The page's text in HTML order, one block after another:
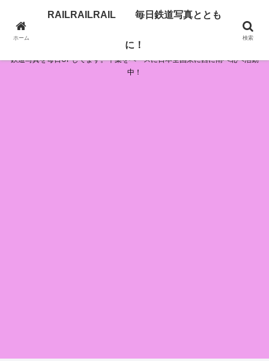
RAILRAILRAIL 毎日鉄道写真とともに！
鉄道写真を毎日UPしてます。千葉をベースに日本全国東に西に南へ北へ活動
中！
ホーム
RAILRAILRAIL 毎日鉄道写真ととも
に！
検索